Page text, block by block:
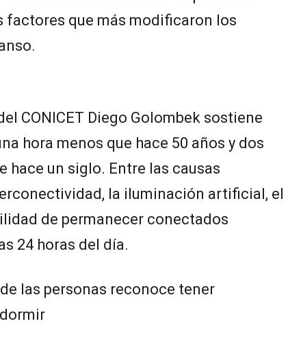
factores que más modificaron los
CONICET Diego Golombek sostiene
hora menos que hace 50 años y dos
hace un siglo. Entre las causas
la iluminación artificial, el
de permanecer conectados
24 horas del día.
las personas reconoce tener